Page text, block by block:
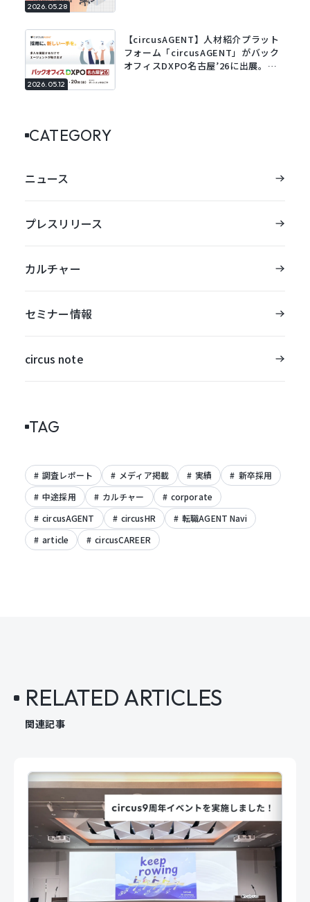
2026.05.28
2026.05.12
【circusAGENT】人材紹介プラット
フォーム「circusAGENT」がバック
オフィスDXPO名古屋’26に出展。東
CATEGORY
ニュース
プレスリリース
カルチャー
セミナー情報
circus note
TAG
調査レポート メディア掲載 実績
新卒採用
中途採用
カルチャー
corporate
circusAGENT
circusHR
転職AGENT Navi
article
circusCAREER
RELATED ARTICLES
関連記事